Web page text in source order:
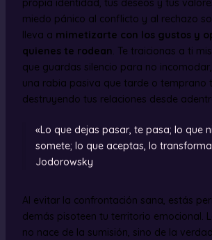
propia identidad, tus deseos y tus
miedo pánico al conflicto y al rechazo
lleva a mimetizarte con los gustos y
quienes te rodean. Te traicionas a ti
que guardas silencio para no
una rabia pasiva que tarde o temprano
destruyendo tus relaciones desde
«Lo que dejas pasar, te pasa; lo que
somete; lo que aceptas, lo
Jodorowsky
Al evitar la confrontación sana, estás
demás pisoteen tu territorio emocional.
no nace de la sumisión, sino de la